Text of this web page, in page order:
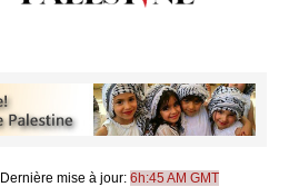
Dernière mise à jour: 6h:45 AM GMT